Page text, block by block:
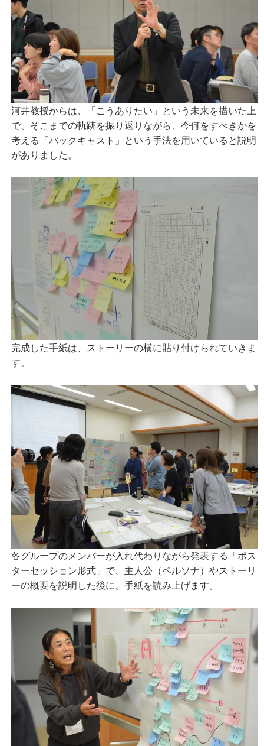
河井教授からは、「こうありたい」という未来を描いた上
で、そこまでの軌跡を振り返りながら、今何をすべきかを
考える「バックキャスト」という手法を用いていると説明
がありました。
完成した手紙は、ストーリーの横に貼り付けられていきま
す。
各グループのメンバーが入れ代わりながら発表する「ポス
ターセッション形式」で、主人公（ペルソナ）やストーリ
ーの概要を説明した後に、手紙を読み上げます。